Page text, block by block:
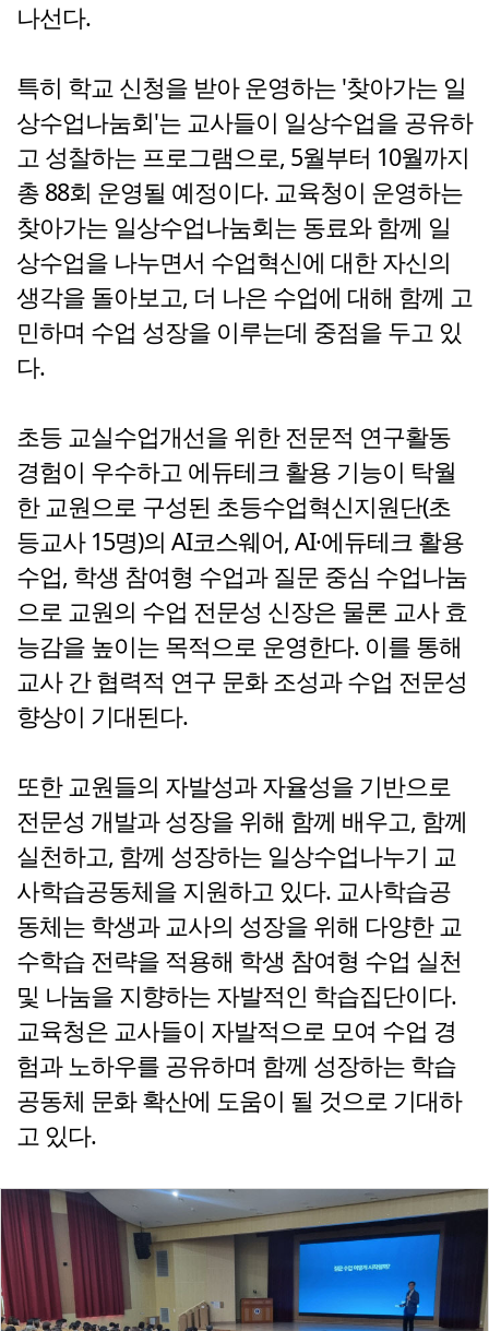
나선다.
특히 학교 신청을 받아 운영하는 '찾아가는 일
상수업나눔회'는 교사들이 일상수업을 공유하
고 성찰하는 프로그램으로, 5월부터 10월까지
총 88회 운영될 예정이다. 교육청이 운영하는
찾아가는 일상수업나눔회는 동료와 함께 일
상수업을 나누면서 수업혁신에 대한 자신의
생각을 돌아보고, 더 나은 수업에 대해 함께 고
민하며 수업 성장을 이루는데 중점을 두고 있
다.
초등 교실수업개선을 위한 전문적 연구활동
경험이 우수하고 에듀테크 활용 기능이 탁월
한 교원으로 구성된 초등수업혁신지원단(초
등교사 15명)의 AI코스웨어, AI·에듀테크 활용
수업, 학생 참여형 수업과 질문 중심 수업나눔
으로 교원의 수업 전문성 신장은 물론 교사 효
능감을 높이는 목적으로 운영한다. 이를 통해
교사 간 협력적 연구 문화 조성과 수업 전문성
향상이 기대된다.
또한 교원들의 자발성과 자율성을 기반으로
전문성 개발과 성장을 위해 함께 배우고, 함께
실천하고, 함께 성장하는 일상수업나누기 교
사학습공동체을 지원하고 있다. 교사학습공
동체는 학생과 교사의 성장을 위해 다양한 교
수학습 전략을 적용해 학생 참여형 수업 실천
및 나눔을 지향하는 자발적인 학습집단이다.
교육청은 교사들이 자발적으로 모여 수업 경
험과 노하우를 공유하며 함께 성장하는 학습
공동체 문화 확산에 도움이 될 것으로 기대하
고 있다.